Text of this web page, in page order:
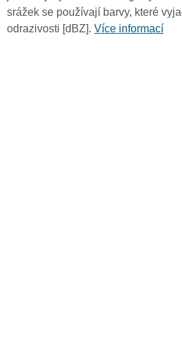
srážek se používají barvy, které
odrazivosti [dBZ]. Více informací